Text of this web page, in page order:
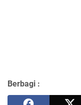
Berbagi :